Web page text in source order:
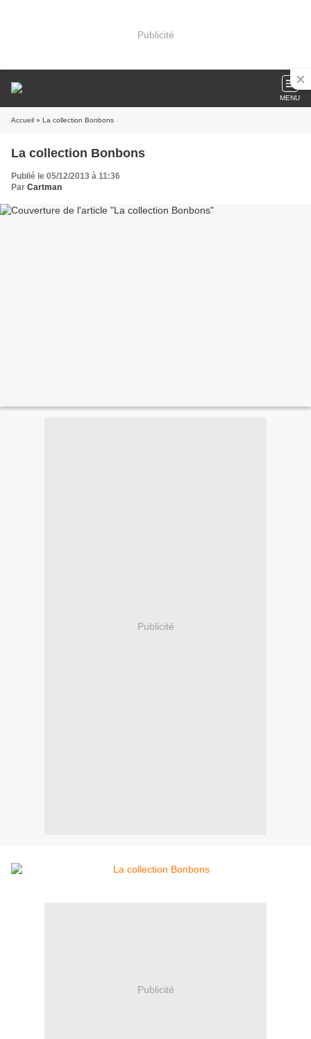
Publicité
MENU
Accueil » La collection Bonbons
La collection Bonbons
Publié le 05/12/2013 à 11:36
Par Cartman
Publicité
Publicité